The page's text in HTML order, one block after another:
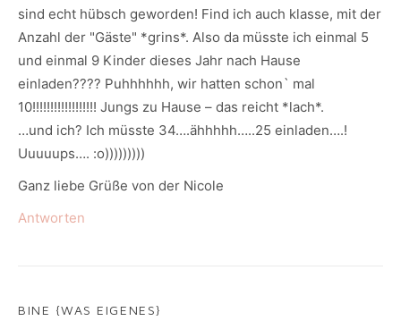
sind echt hübsch geworden! Find ich auch klasse, mit der
Anzahl der "Gäste" *grins*. Also da müsste ich einmal 5
und einmal 9 Kinder dieses Jahr nach Hause
einladen???? Puhhhhhh, wir hatten schon` mal
10!!!!!!!!!!!!!!!!!! Jungs zu Hause – das reicht *lach*.
…und ich? Ich müsste 34….ähhhhh…..25 einladen….!
Uuuuups…. :o)))))))))
Ganz liebe Grüße von der Nicole
Antworten
BINE {WAS EIGENES}